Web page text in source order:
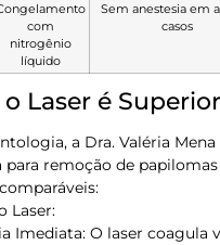
com
nitrogênio
líquido
Sem anestesia em
casos
Laser é
a Dra. Valéria
remoção de
Laser:
Imediata: O laser coagula